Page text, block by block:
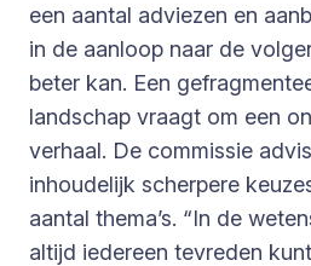
een aantal adviezen en
in de aanloop naar de
beter kan. Een
landschap vraagt om een
verhaal. De commissie
inhoudelijk scherpere
aantal thema’s. “In de
altijd iedereen tevreden